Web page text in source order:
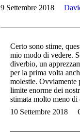
9 Settembre 2018
Certo sono stime,
mio modo di vedere.
diverbio, un
per la prima volta
molestie. Ovviamente
limite enorme dei
stimata molto meno
10 Settembre 2018